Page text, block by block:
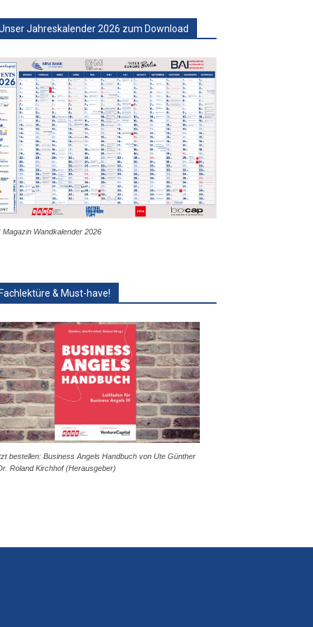
Jahreskalender 2026 zum Download
Magazin Wandkalender 2026
& Must-have!
bestellen: Business Angels Handbuch von Ute Günther
Roland Kirchhof (Herausgeber)